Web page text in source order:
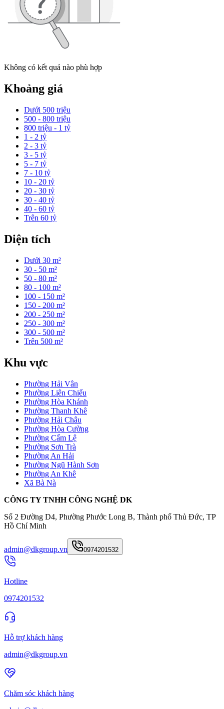
Không có kết quả nào phù hợp
Khoảng giá
Dưới 500 triệu
500 - 800 triệu
800 triệu - 1 tỷ
1 - 2 tỷ
2 - 3 tỷ
3 - 5 tỷ
5 - 7 tỷ
7 - 10 tỷ
10 - 20 tỷ
20 - 30 tỷ
30 - 40 tỷ
40 - 60 tỷ
Trên 60 tỷ
Diện tích
Dưới 30 m²
30 - 50 m²
50 - 80 m²
80 - 100 m²
100 - 150 m²
150 - 200 m²
200 - 250 m²
250 - 300 m²
300 - 500 m²
Trên 500 m²
Khu vực
Phường Hải Vân
Phường Liên Chiểu
Phường Hòa Khánh
Phường Thanh Khê
Phường Hải Châu
Phường Hòa Cường
Phường Cẩm Lệ
Phường Sơn Trà
Phường An Hải
Phường Ngũ Hành Sơn
Phường An Khê
Xã Bà Nà
CÔNG TY TNHH CÔNG NGHỆ DK
Số 2 Đường D4, Phường Phước Long B, Thành phố Thủ Đức, TP
Hồ Chí Minh
admin@dkgroup.vn 0974201532
Hotline
0974201532
Hỗ trợ khách hàng
admin@dkgroup.vn
Chăm sóc khách hàng